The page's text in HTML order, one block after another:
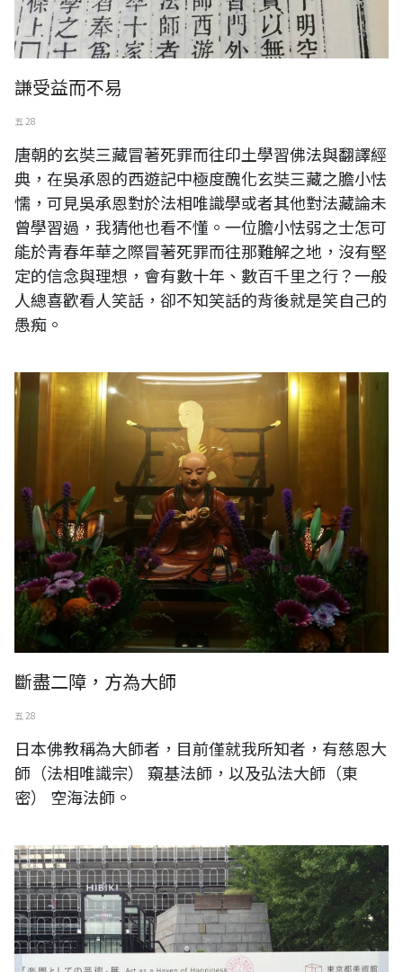
謙受益而不易
五 28
唐朝的玄奘三藏冒著死罪而往印土學習佛法與翻譯經
典，在吳承恩的西遊記中極度醜化玄奘三藏之膽小怯
懦，可見吳承恩對於法相唯識學或者其他對法藏論未
曾學習過，我猜他也看不懂。一位膽小怯弱之士怎可
能於青春年華之際冒著死罪而往那難解之地，沒有堅
定的信念與理想，會有數十年、數百千里之行？一般
人總喜歡看人笑話，卻不知笑話的背後就是笑自己的
愚痴。
位在台北市西門町的台北天后宮之日本東密 空海法師像，塑像後面的日
本畫之精緻、妙細實在為精品。
斷盡二障，方為大師
五 28
日本佛教稱為大師者，目前僅就我所知者，有慈恩大
師（法相唯識宗） 窺基法師，以及弘法大師（東
密） 空海法師。
日本。上野公園。東京都美術館展